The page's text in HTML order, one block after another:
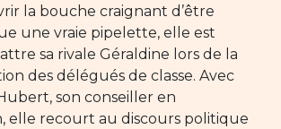
la bouche craignant d’être
une vraie pipelette, elle est
sa rivale Géraldine lors de la
des délégués de classe. Avec
son conseiller en
elle recourt au discours politique